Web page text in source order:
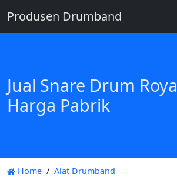
Produsen Drumband
Jual Snare Drum
Harga Pabrik
Home
Alat Drumband